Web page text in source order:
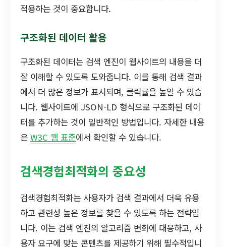
적용하는 것이 중요합니다.
구조화된 데이터 활용
구조화된 데이터는 검색 엔진이 웹사이트의 내용을 더
잘 이해할 수 있도록 도와줍니다. 이를 통해 검색 결과
에서 더 많은 정보가 표시되며, 클릭률을 높일 수 있습
니다. 웹사이트에 JSON-LD 형식으로 구조화된 데이
터를 추가하는 것이 일반적인 방법입니다. 자세한 내용
은 W3C 웹 표준에서 확인할 수 있습니다.
검색경험최적화의 중요성
검색경험최적화는 사용자가 검색 결과에서 더욱 유용
하고 관련성 높은 정보를 찾을 수 있도록 하는 전략입
니다. 이는 검색 엔진의 알고리즘 변화에 대응하고, 사
용자 요구에 맞는 콘텐츠를 제공하기 위해 필수적입니